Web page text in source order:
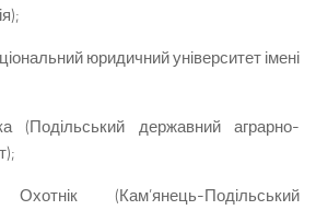
юридичний університет імені
(Подільський державний аграрно-
(Кам’янець-Подільський